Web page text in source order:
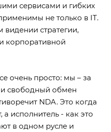
сервисами и гибких
не только в IT.
стратегии,
корпоративной
очень просто: мы – за
свободный обмен
NDA. Это когда
а исполнитель - как это
в одном русле и